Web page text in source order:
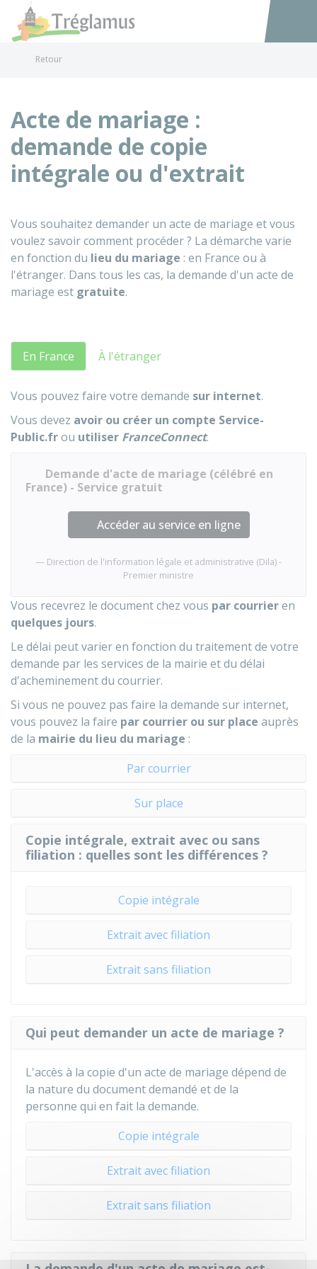
Accéder
Retour
Acte de mariage :
demande de copie
intégrale ou d'extrait
Vous souhaitez demander un acte de mariage et vous
voulez savoir comment procéder ? La démarche varie
en fonction du lieu du mariage : en France ou à
l'étranger. Dans tous les cas, la demande d'un acte de
mariage est gratuite.
En France À l'étranger
Vous pouvez faire votre demande sur internet.
Vous devez avoir ou créer un compte Service-
Public.frou utiliser FranceConnect.
Demande d'acte de mariage (célébré en
France) - Service gratuit
Accéder au service en ligne
Direction de l'information légale et administrative (Dila) -
Premier ministre
Vous recevrez le document chez vous par courrieren
quelques jours.
Le délai peut varier en fonction du traitement de votre
demande par les services de la mairie et du délai
d'acheminement du courrier.
Si vous ne pouvez pas faire la demande sur internet,
vous pouvez la faire par courrier ou sur place auprès
de la mairie du lieu du mariage :
Par courrier
Sur place
Copie intégrale, extrait avec ou sans
filiation : quelles sont les différences ?
Copie intégrale
Extrait avec filiation
Extrait sans filiation
Qui peut demander un acte de mariage ?
L'accès à la copie d'un acte de mariage dépend de
la nature du document demandé et de la
personne qui en fait la demande.
Copie intégrale
Extrait avec filiation
Extrait sans filiation